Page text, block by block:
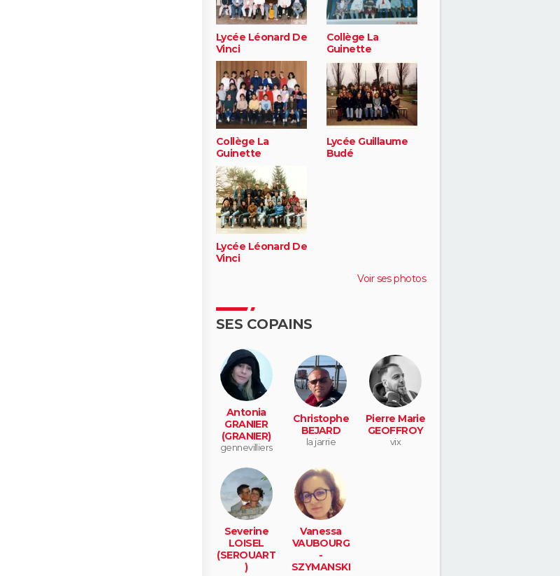
Lycée Léonard De
Vinci
Collège La
Guinette
Collège La
Guinette
Lycée Guillaume
Budé
Lycée Léonard De
Vinci
Voir ses photos
SES COPAINS
Antonia
GRANIER
(GRANIER)
gennevilliers
Christophe
BEJARD
la jarrie
Pierre Marie
GEOFFROY
vix
Severine
LOISEL
(SEROUART
)
Vanessa
VAUBOURG
-
SZYMANSKI